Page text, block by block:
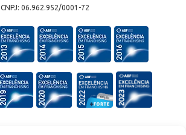
CNPJ: 06.962.952/0001-72